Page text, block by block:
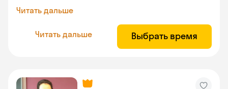
Читать дальше
Читать дальше Выбрать время